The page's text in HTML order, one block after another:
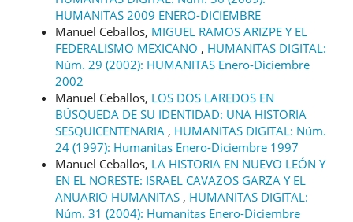
HUMANITAS 2009 ENERO-DICIEMBRE
Manuel Ceballos, MIGUEL RAMOS ARIZPE Y EL
FEDERALISMO MEXICANO , HUMANITAS DIGITAL:
Núm. 29 (2002): HUMANITAS Enero-Diciembre
2002
Manuel Ceballos, LOS DOS LAREDOS EN
BÚSQUEDA DE SU IDENTIDAD: UNA HISTORIA
SESQUICENTENARIA , HUMANITAS DIGITAL: Núm.
24 (1997): Humanitas Enero-Diciembre 1997
Manuel Ceballos, LA HISTORIA EN NUEVO LEÓN Y
EN EL NORESTE: ISRAEL CAVAZOS GARZA Y EL
ANUARIO HUMANITAS , HUMANITAS DIGITAL:
Núm. 31 (2004): Humanitas Enero-Diciembre